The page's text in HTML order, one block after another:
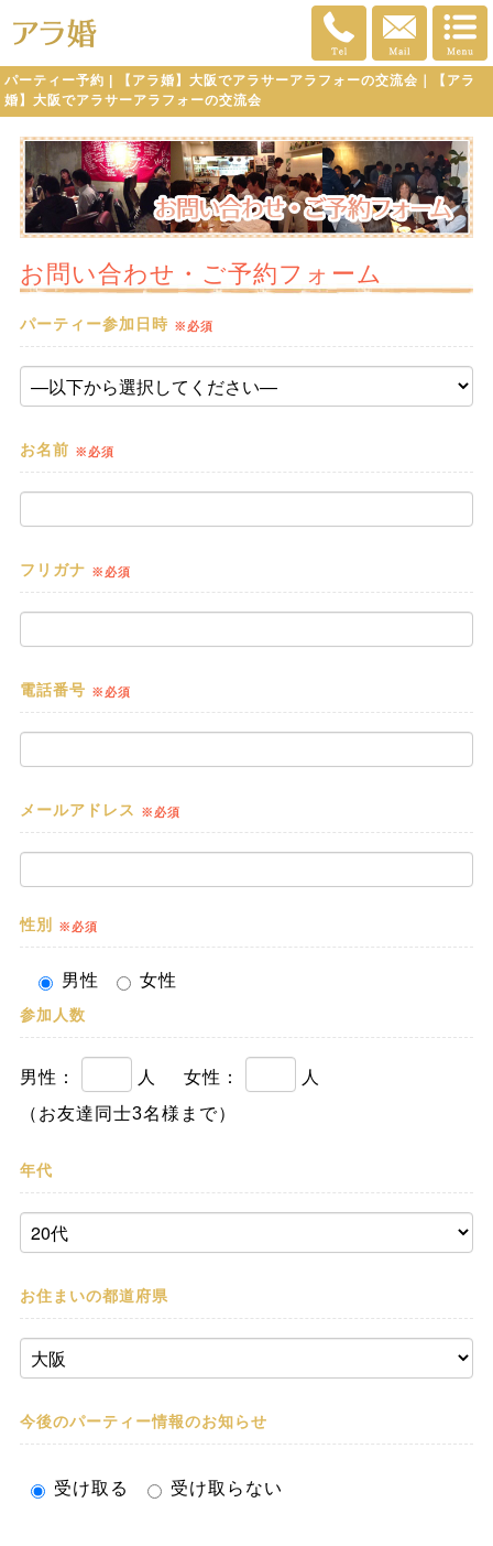
パーティー予約 | 【アラ婚】大阪でアラサーアラフォーの交流会｜【アラ
婚】大阪でアラサーアラフォーの交流会
お問い合わせ・ご予約フォーム
パーティー参加日時 ※必須
お名前 ※必須
フリガナ ※必須
電話番号 ※必須
メールアドレス ※必須
性別 ※必須
男性 女性
参加人数
男性： 人 女性：
人
（お友達同士3名様まで）
年代
お住まいの都道府県
今後のパーティー情報のお知らせ
受け取る 受け取らない